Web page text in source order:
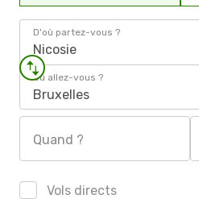
D'où partez-vous ?
Nicosie
Où allez-vous ?
Bruxelles
Quand ?
Vols directs